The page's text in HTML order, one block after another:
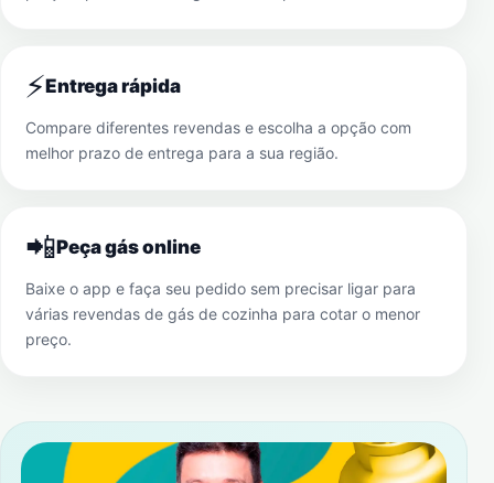
⚡Entrega rápida
Compare diferentes revendas e escolha a opção com
melhor prazo de entrega para a sua região.
📲Peça gás online
Baixe o app e faça seu pedido sem precisar ligar para
várias revendas de gás de cozinha para cotar o menor
preço.